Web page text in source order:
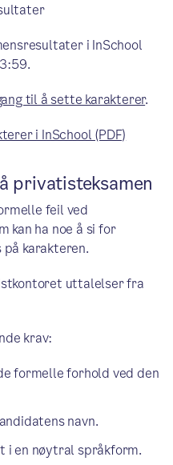
i InSchool
til å sette karakterer.
i InSchool (PDF)
privatisteksamen
feil ved
kan ha noe å si for
karakteren.
uttalelser fra
krav:
formelle forhold ved den
navn.
i en nøytral språkform.